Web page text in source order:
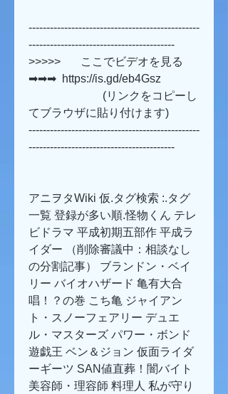
------------------------------------------------
-----------------------------------------
>>>>>       ここでビデオを見る
➡➡➡  https://is.gd/eb4Gsz
てブラウザに貼り付けます)
------------------------------------------------
-----------------------------------------
アニヲタWiki 仮.タグ検索 :.タグ
一覧 登録が多い順.怪物くん テレ
ビドラマ 平成初期五部作 平成ラ
イダー （削除審議中：相談なし
の分割記事） ブランドン・ベイ
リー バイオハザード 亀有大合
唱！？の巻 こち亀 ジャイアン
ト・スノーフェアリー デュエ
ル・マスターズ パワー・ボンド
遊戯王 ベン＆ジョン 仮面ライダ
ーギーツ SAN値直葬！闇バイト
美容師・理容師 料理人 私が守り